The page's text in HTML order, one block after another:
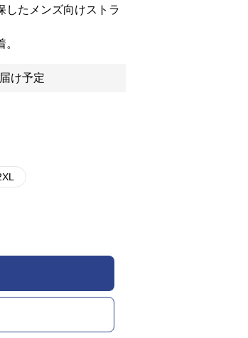
したメンズ向けストラ
け予定